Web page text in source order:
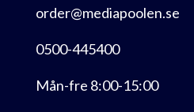
order@mediapoolen.se
0500-445400
Mån-fre 8:00-15:00